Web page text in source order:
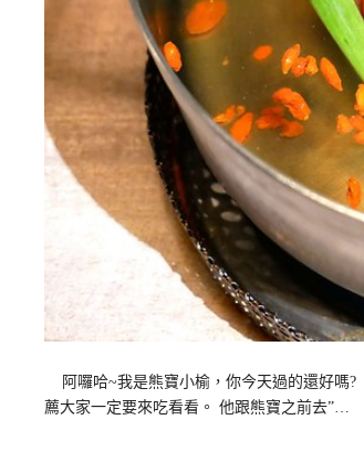
阿囉哈~我是熊寶小榆，你今天過的還好嗎?
薦大家一定要來吃看看。 他跟熊寶之前去”…